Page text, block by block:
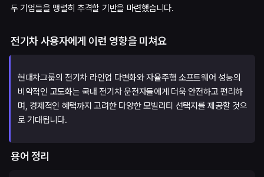
두 기업들을 맹렬히 추격할 기반을 마련했습니다.
전기차 사용자에게 이런 영향을 미쳐요
현대차그룹의 전기차 라인업 다변화와 자율주행 소프트웨어 성능의
비약적인 고도화는 국내 전기차 운전자들에게 더욱 안전하고 편리하
며, 경제적인 혜택까지 고려한 다양한 모빌리티 선택지를 제공할 것으
로 기대됩니다.
용어 정리